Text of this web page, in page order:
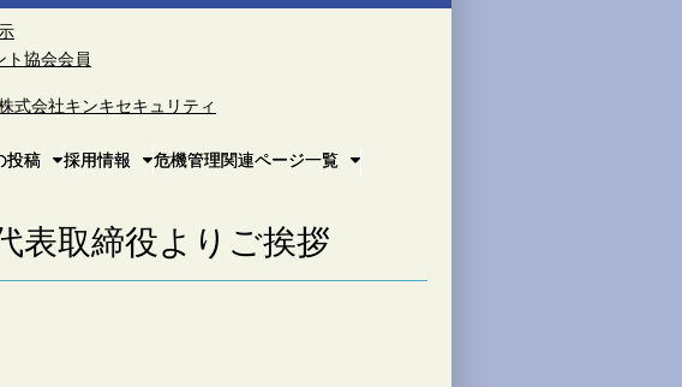
ト協会会員
式会社キンキセキュリティ
投稿 採用情報 危機管理関連ページ一覧
取締役よりご挨拶